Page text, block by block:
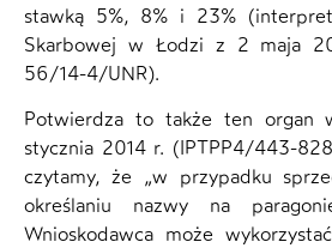
stawką 5%, 8% i 23%
Skarbowej w Łodzi z 2 maja
56/14-4/UNR).
Potwierdza to także ten organ
stycznia 2014 r. (IPTPP4/443-
czytamy, że „w przypadku
określaniu nazwy na
Wnioskodawca może